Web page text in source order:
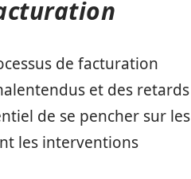
de facturation
et des retards
de se pencher sur les
les interventions